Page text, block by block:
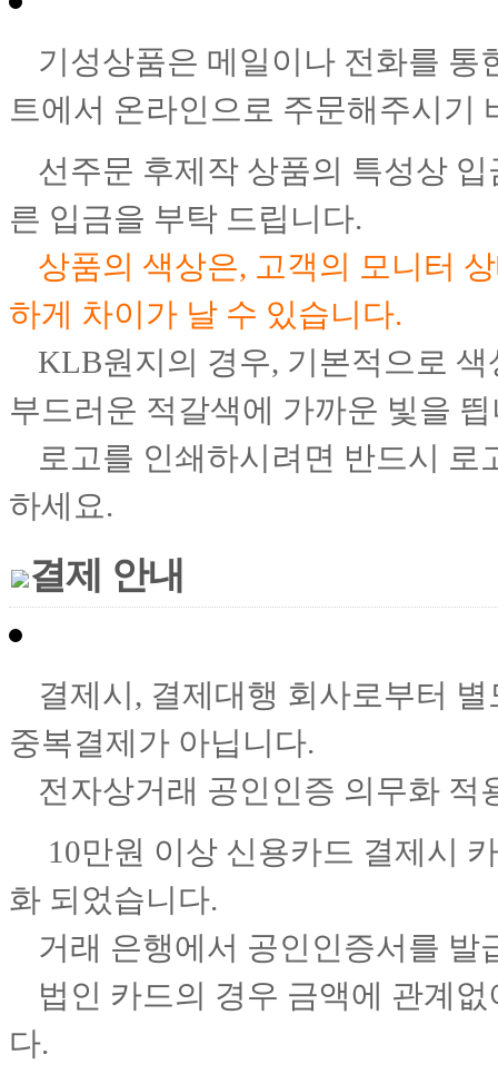
기성상품은 메일이나 전화를 통
트에서 온라인으로 주문해주시기
선주문 후제작 상품의 특성상
른 입금을 부탁 드립니다.
상품의 색상은, 고객의 모니터
하게 차이가 날 수 있습니다.
KLB원지의 경우, 기본적으로
부드러운 적갈색에 가까운 빛을
로고를 인쇄하시려면 반드시 로
하세요.
결제 안내
결제시, 결제대행 회사로부터
중복결제가 아닙니다.
전자상거래 공인인증 의무화 적
10만원 이상 신용카드 결제시
화 되었습니다.
거래 은행에서 공인인증서를 발
법인 카드의 경우 금액에 관계
다.